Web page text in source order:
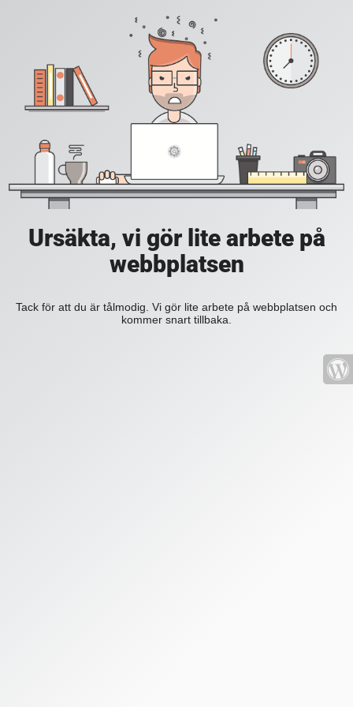
Ursäkta, vi gör lite arbete på
webbplatsen
Tack för att du är tålmodig. Vi gör lite arbete på webbplatsen och
kommer snart tillbaka.